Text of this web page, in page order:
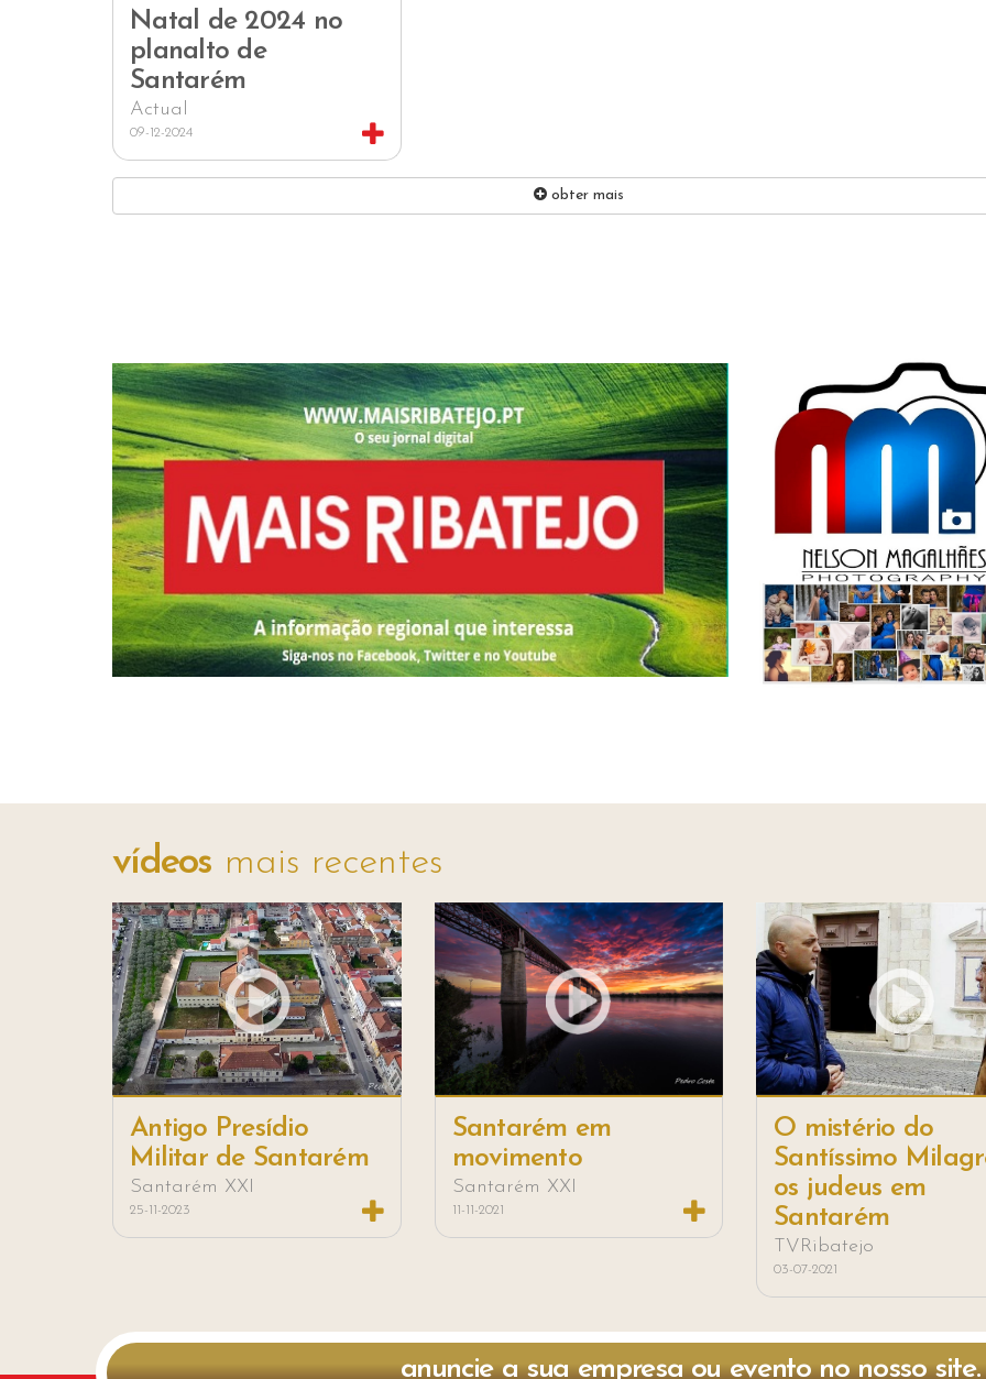
Natal de 2024 no
planalto de
Santarém
Actual
09-12-2024
obter mais
vídeos mais recentes
Antigo Presídio
Militar de Santarém
Santarém XXI
25-11-2023
Santarém em
movimento
Santarém XXI
11-11-2021
O mistério do
Santíssimo
os judeus em
Santarém
TVRibatejo
03-07-2021
anuncie a sua empresa ou evento no nosso site.